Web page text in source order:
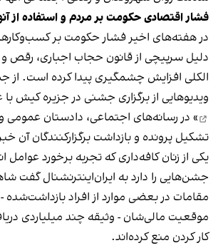
فشار اقتصادی حکومت بر مردم و استفاده از
در هفته‌های اخیر فشار حکومت بر
دلیل سرپیچی از قانون حجاب اجباری، رقص
الکلی افزایش چشمگیری پیدا کرده است. از
ویدیوهایی از برگزاری جشنی در جزیره کیش با
» در رسانه‌های اجتماعی، دادستان عمومی
تشکیل پرونده و بازداشت برگزارکنندگان آن
یکی از زنان کافه‌داری که تجربه برخورد عوامل
جشن‌هایی را دارد به ایران‌اینترنشنال گفت
مقامات در بعضی موارد از افراد بازداشت‌‌شده
موقعیت مالی‌شان - وثیقه چند میلیاردی
کار کردن منع کرده‌اند.